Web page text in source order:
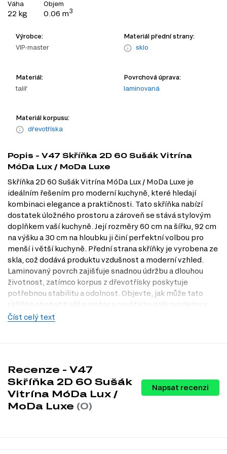
Váha
22 kg
Objem
0.06 m3
Výrobce:
VIP-master
Materiál přední strany:
sklo
Materiál:
talíř
Povrchová úprava:
laminovaná
Materiál korpusu:
dřevotříska
Popis - V47 Skříňka 2D 60 Sušák Vitrína
MóDa Lux / MoDa Luxe
Skříňka 2D 60 Sušák Vitrína MóDa Lux / MoDa Luxe je
ideálním řešením pro moderní kuchyně, které hledají
kombinaci elegance a praktičnosti. Tato skříňka nabízí
dostatek úložného prostoru a zároveň se stává stylovým
doplňkem vaší kuchyně. Její rozměry 60 cm na šířku, 92 cm
na výšku a 30 cm na hloubku ji činí perfektní volbou pro
menší i větší kuchyně. Přední strana skříňky je vyrobena ze
skla, což dodává produktu vzdušnost a moderní vzhled.
Laminovaný povrch zajišťuje snadnou údržbu a dlouhou
životnost, zatímco korpus z dřevotřísky poskytuje
potřebnou stabilitu a odolnost. Objevte, jak může tato
skříňka obohatit váš prostor a navštivte naši prodejnu v
Praze, kde si ji můžete prohlédnout na vlastní oči.
zapadnou do vašeho interiéru:
Barva těla: wenge.
Barva těla: dub mléčný.
Číst celý text
Recenze - V47
Skříňka 2D 60 Sušák
Vitrína MóDa Lux /
MoDa Luxe (0)
Napsat recenzi